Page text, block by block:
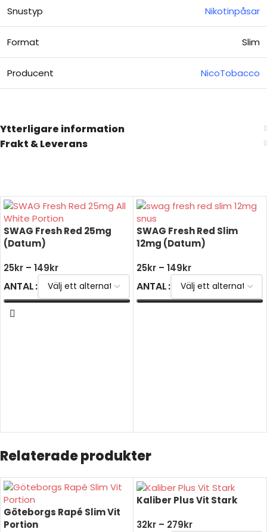
Snustyp Nikotinpåsar
Format Slim
Producent NicoTobacco
Ytterligare information
Frakt & Leverans
SWAG Fresh Red 25mg
(Datum)
25kr – 149kr
ANTAL
VÄLJ ALTERNATIV
SWAG Fresh Red Slim
12mg (Datum)
25kr – 149kr
ANTAL
Relaterade produkter
Göteborgs Rapé Slim Vit
Portion
Kaliber Plus Vit Stark
32kr – 279kr